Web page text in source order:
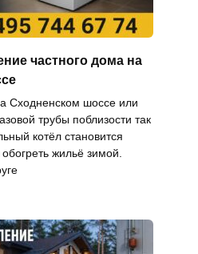
частного дома на
Сходненском шоссе или
трубы поблизости так
котёл становится
жильё зимой.